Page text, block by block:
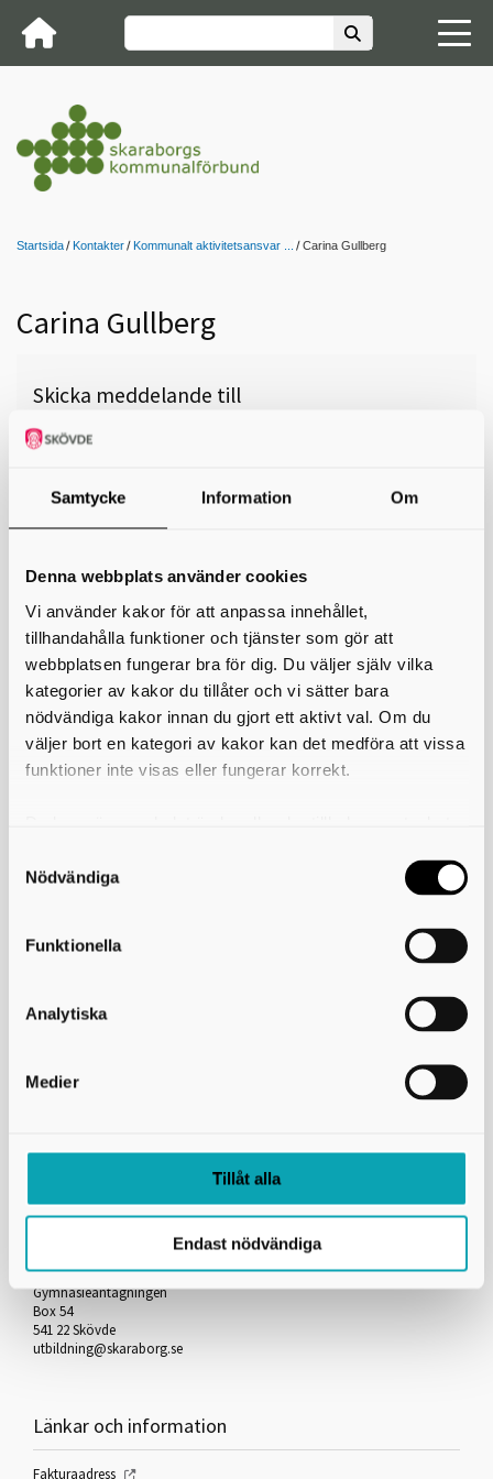
Samtycke Information Om
Denna webbplats använder cookies
Vi använder kakor för att anpassa innehållet,
tillhandahålla funktioner och tjänster som gör att
webbplatsen fungerar bra för dig. Du väljer själv vilka
kategorier av kakor du tillåter och vi sätter bara
nödvändiga kakor innan du gjort ett aktivt val. Om du
väljer bort en kategori av kakor kan det medföra att vissa
funktioner inte visas eller fungerar korrekt.
användning av kakor som du hittar längst ner på sidan
Nödvändiga
Funktionella
Analytiska
Medier
Tillåt alla
Endast nödvändiga
Startsida Kontakter Kommunalt aktivitetsansvar ... Carina Gullberg
Carina Gullberg
Skicka meddelande till
Carina Gullberg, Gullspång, 0551-
362 89,
Din e-postadress
*Ämne
*Meddelande
Kontakta oss
Skaraborgs Kommunalförbund
Gymnasieantagningen
Box 54
541 22 Skövde
utbildning@skaraborg.se
Länkar och information
Fakturaadress